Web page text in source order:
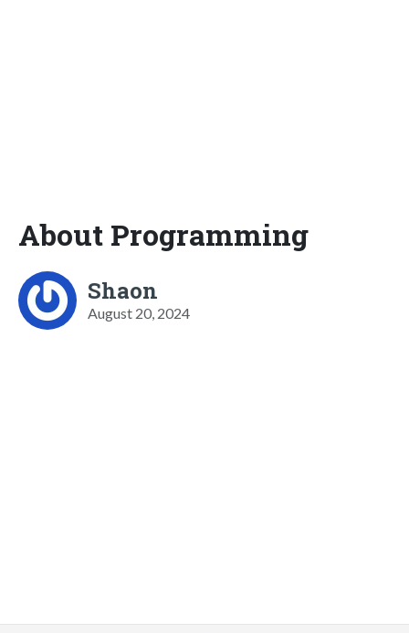
About Programming
Shaon
August 20, 2024